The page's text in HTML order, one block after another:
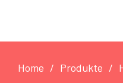
Home Produkte